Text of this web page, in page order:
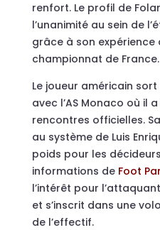
renfort. Le profil de
l’unanimité au sein de
grâce à son expérience
championnat de France.
Le joueur américain sort
avec l’AS Monaco où il
rencontres officielles.
au système de Luis
poids pour les
informations de Foot
l’intérêt pour
et s’inscrit dans une
de l’effectif.